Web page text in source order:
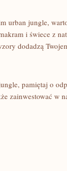
⁣urban jungle,⁣
i świece ‍z
dodadzą
pamiętaj o‍
zainwestować w